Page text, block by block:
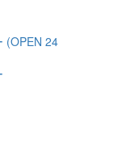
(OPEN 24